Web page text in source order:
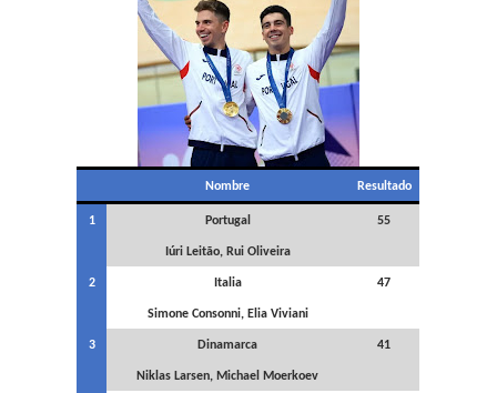
Nombre Resultado
1 Portugal
Iúri Leitão, Rui Oliveira
55
2 Italia
Simone Consonni, Elia Viviani
47
3 Dinamarca
Niklas Larsen, Michael Moerkoev
41